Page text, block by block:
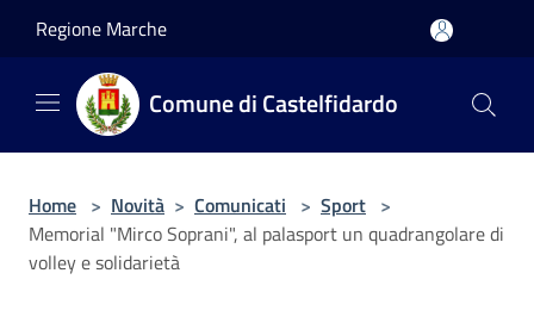
Regione Marche
Comune di Castelfidardo
Home > Novità > Comunicati > Sport >
Memorial "Mirco Soprani", al palasport un quadrangolare di
volley e solidarietà